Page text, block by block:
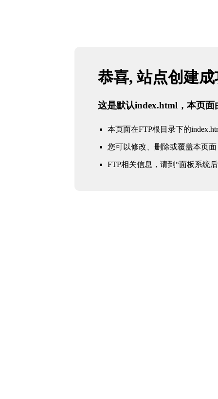
恭喜, 站点创建
这是默认index.html，本页面
本页面在FTP根目录下的
您可以修改、删除或覆盖本页面
FTP相关信息，请到“面板系统